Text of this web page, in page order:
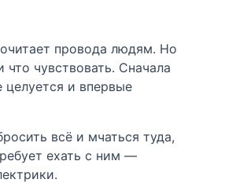
провода людям. Но
чувствовать. Сначала
и впервые
всё и мчаться туда,
ехать с ним —